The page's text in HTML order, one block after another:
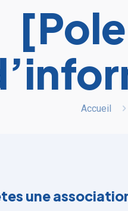
Accueil
une